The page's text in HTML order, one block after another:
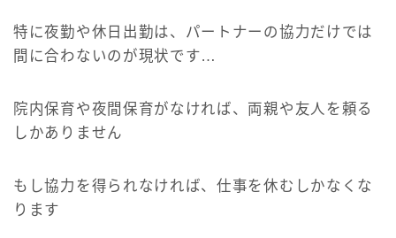
特に夜勤や休日出勤は、パートナーの協力だけでは
間に合わないのが現状です…
院内保育や夜間保育がなければ、両親や友人を頼る
しかありません
もし協力を得られなければ、仕事を休むしかなくな
ります